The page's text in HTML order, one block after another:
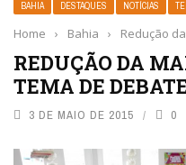
BAHIA DESTAQUES NOTÍCIAS
Home › Bahia › Redução
REDUÇÃO DA
TEMA DE
3 DE MAIO DE 2015 0